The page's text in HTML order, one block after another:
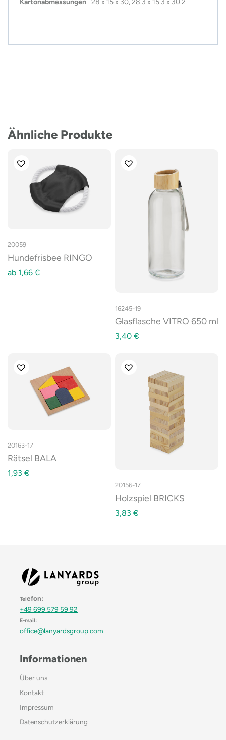
Kartonabmessungen 28 x 15 x 30, 28.3 x 15.3 x 30.2
Ähnliche Produkte
20059
Hundefrisbee RINGO
ab 1,66 €
16245-19
Glasflasche VITRO 650 ml
3,40 €
20163-17
Rätsel BALA
1,93 €
20156-17
Holzspiel BRICKS
3,83 €
Telefon:
+49 699 579 59 92
E-mail:
office@lanyardsgroup.com
Informationen
Über uns
Kontakt
Impressum
Datenschutzerklärung